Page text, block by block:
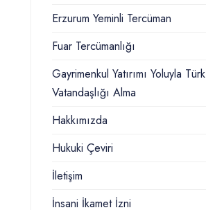
Erzurum Yeminli Tercüman
Fuar Tercümanlığı
Gayrimenkul Yatırımı Yoluyla Türk
Vatandaşlığı Alma
Hakkımızda
Hukuki Çeviri
İletişim
İnsani İkamet İzni